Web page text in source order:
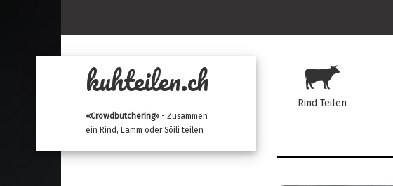
kuhteilen.ch
«Crowdbutchering» - Zusammen
ein Rind, Lamm oder Söili teilen
Rind Teilen